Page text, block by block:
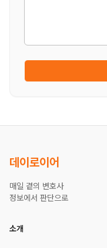
데이로이어
매일 곁의 변호사
정보에서 판단으로
소개